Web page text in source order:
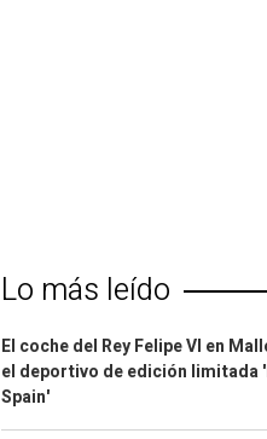
Lo más leído
El coche del Rey Felipe VI en
el deportivo de edición limitada
Spain'